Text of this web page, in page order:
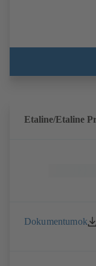
Etaline/Etaline
Dokumentumok